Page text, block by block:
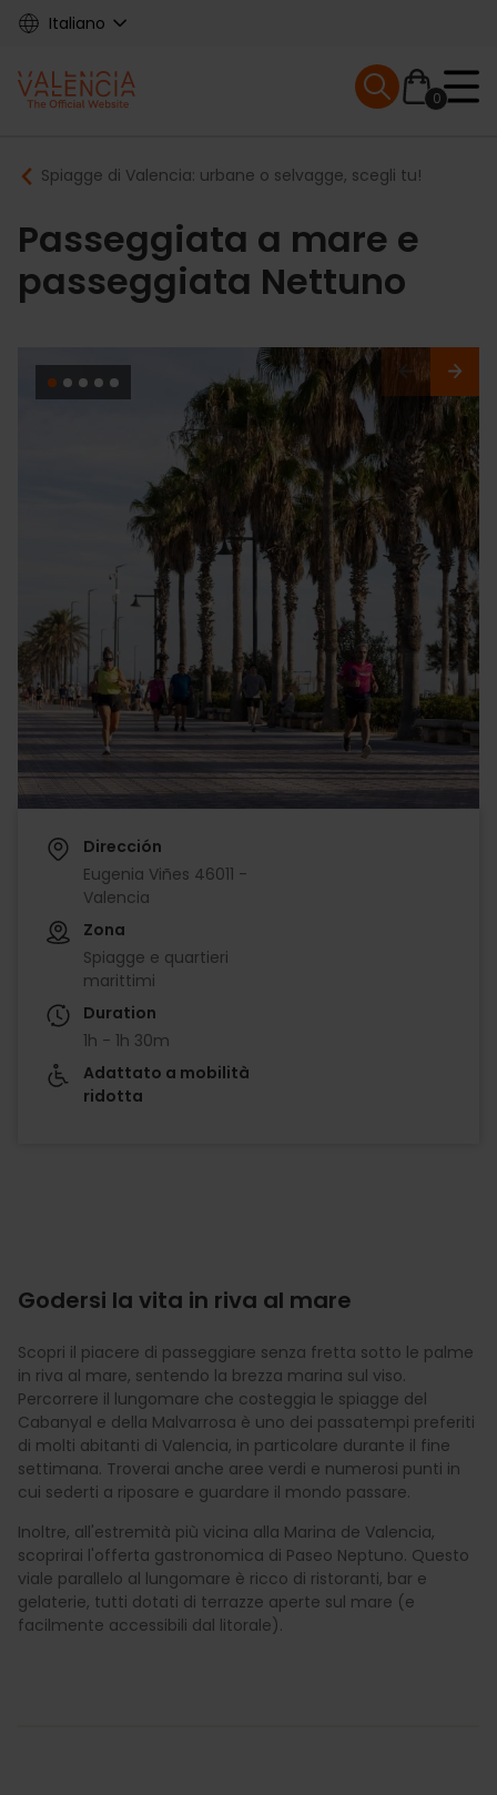
Skip
content
Italiano
Main
navigation
0
Mobile menu
Breadcrumb
Spiagge di Valencia: urbane o selvagge, scegli tu!
Passeggiata a mare e
passeggiata Nettuno
Dirección
Eugenia Viñes 46011 -
Valencia
Zona
Spiagge e quartieri
marittimi
Duration
1h - 1h 30m
Adattato a mobilità
ridotta
Godersi la vita in riva al mare
Scopri il piacere di passeggiare senza fretta sotto le palme
in riva al mare, sentendo la brezza marina sul viso.
Percorrere il lungomare che costeggia le spiagge del
Cabanyal e della Malvarrosa è uno dei passatempi preferiti
di molti abitanti di Valencia, in particolare durante il fine
settimana. Troverai anche aree verdi e numerosi punti in
cui sederti a riposare e guardare il mondo passare.
Inoltre, all'estremità più vicina alla Marina de Valencia,
scoprirai l'offerta gastronomica di Paseo Neptuno. Questo
viale parallelo al lungomare è ricco di ristoranti, bar e
gelaterie, tutti dotati di terrazze aperte sul mare (e
facilmente accessibili dal litorale).